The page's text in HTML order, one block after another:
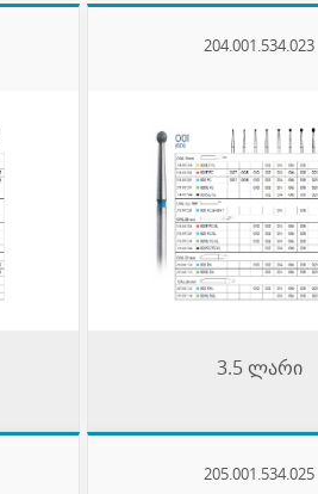
204.001.534.023
3.5 ლარი
205.001.534.025